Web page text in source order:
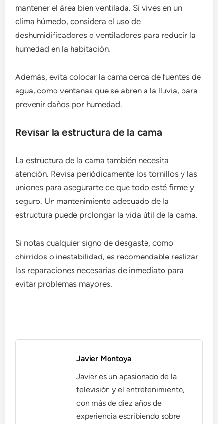
mantener el área bien ventilada. Si vives en un
clima húmedo, considera el uso de
deshumidificadores o ventiladores para reducir la
humedad en la habitación.
Además, evita colocar la cama cerca de fuentes de
agua, como ventanas que se abren a la lluvia, para
prevenir daños por humedad.
Revisar la estructura de la cama
La estructura de la cama también necesita
atención. Revisa periódicamente los tornillos y las
uniones para asegurarte de que todo esté firme y
seguro. Un mantenimiento adecuado de la
estructura puede prolongar la vida útil de la cama.
Si notas cualquier signo de desgaste, como
chirridos o inestabilidad, es recomendable realizar
las reparaciones necesarias de inmediato para
evitar problemas mayores.
Javier Montoya
Javier es un apasionado de la
televisión y el entretenimiento,
con más de diez años de
experiencia escribiendo sobre